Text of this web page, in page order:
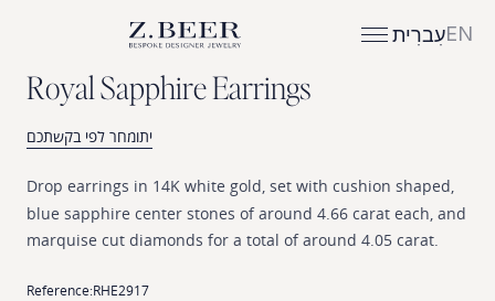
ENעִברִית
RoyalSapphireEarrings
יתומחר לפי בקשתכם
Drop earrings in 14K white gold, set with cushion shaped,
blue sapphire center stones of around 4.66 carat each, and
marquise cut diamonds for a total of around 4.05 carat.
Reference:RHE2917